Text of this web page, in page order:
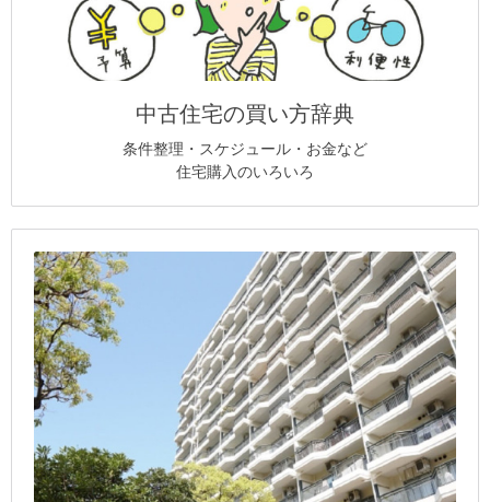
中古住宅の買い方辞典
条件整理・スケジュール・お金など
住宅購入のいろいろ